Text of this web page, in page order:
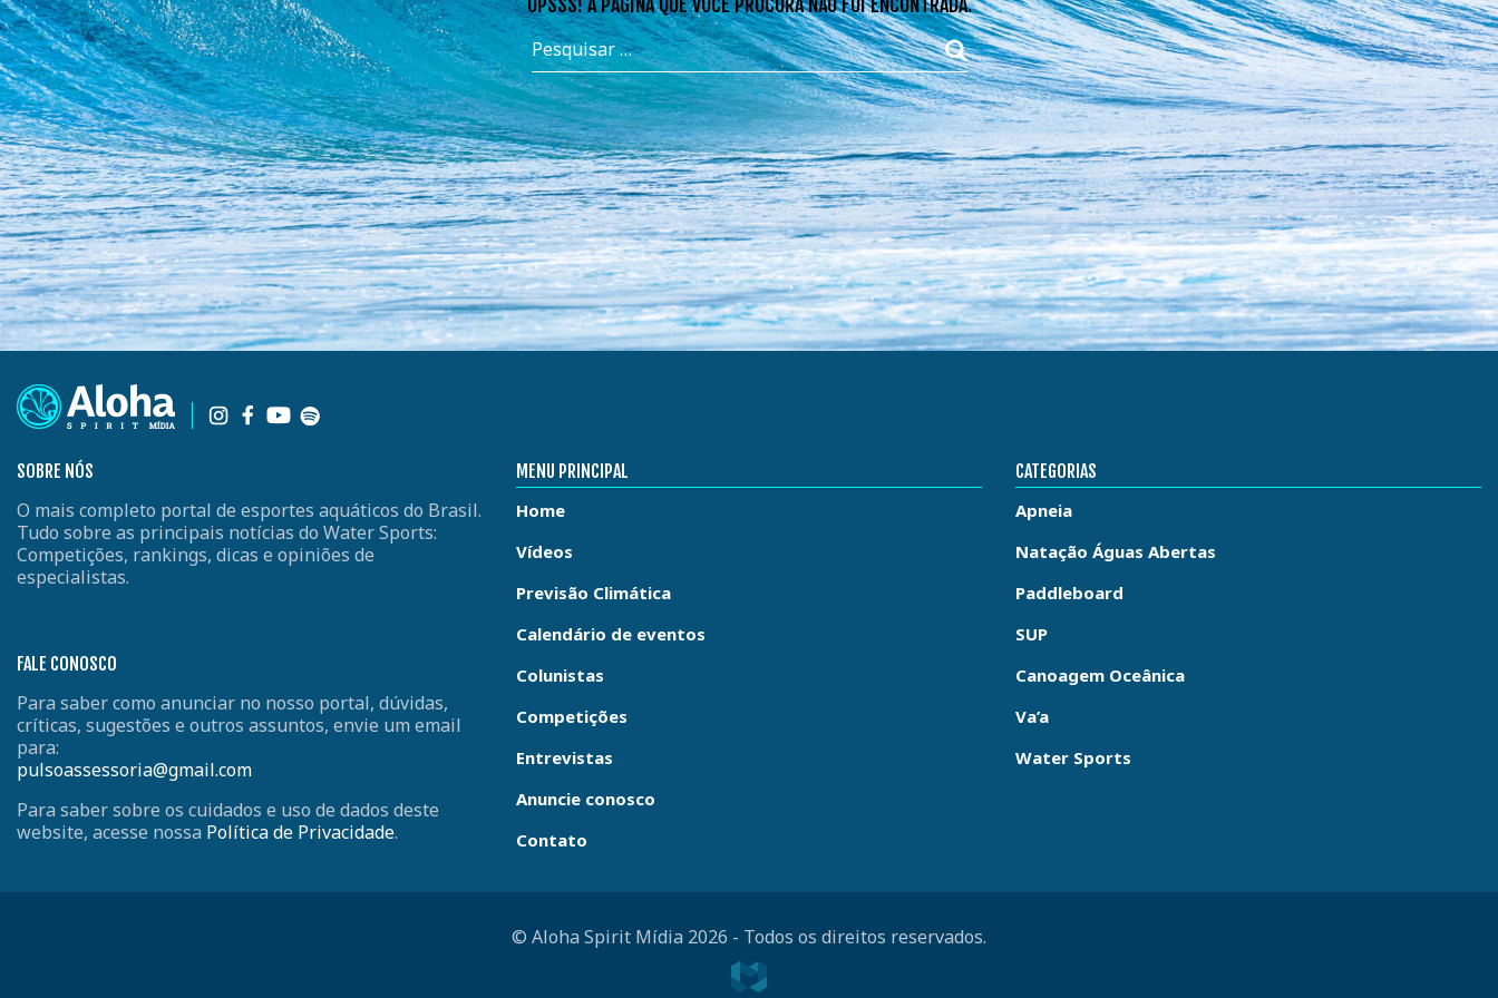
SOBRE NÓS
O mais completo portal de esportes aquáticos do Brasil.
Tudo sobre as principais notícias do Water Sports:
Competições, rankings, dicas e opiniões de
especialistas.
FALE CONOSCO
Para saber como anunciar no nosso portal, dúvidas,
críticas, sugestões e outros assuntos, envie um email
para:
pulsoassessoria@gmail.com
Para saber sobre os cuidados e uso de dados deste
website, acesse nossa Política de Privacidade.
MENU PRINCIPAL
Home
Vídeos
Previsão Climática
Calendário de eventos
Colunistas
Competições
Entrevistas
Anuncie conosco
Contato
CATEGORIAS
Apneia
Natação Águas Abertas
Paddleboard
SUP
Canoagem Oceânica
Va’a
Water Sports
© Aloha Spirit Mídia 2026 - Todos os direitos reservados.